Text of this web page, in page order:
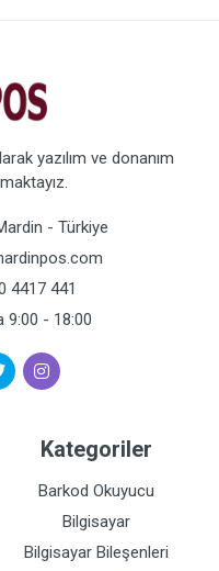
yazılım ve donanım
- Türkiye
4417 441
9:00 - 18:00
Kategoriler
Barkod Okuyucu
Bilgisayar
Bilgisayar Bileşenleri